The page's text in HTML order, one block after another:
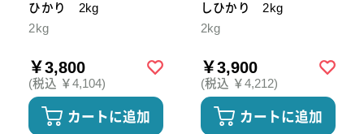
ひかり 2kg
2kg
￥3,800
(税込 ￥4,104)
カートに追加
しひかり 2kg
2kg
￥3,900
(税込 ￥4,212)
カートに追加